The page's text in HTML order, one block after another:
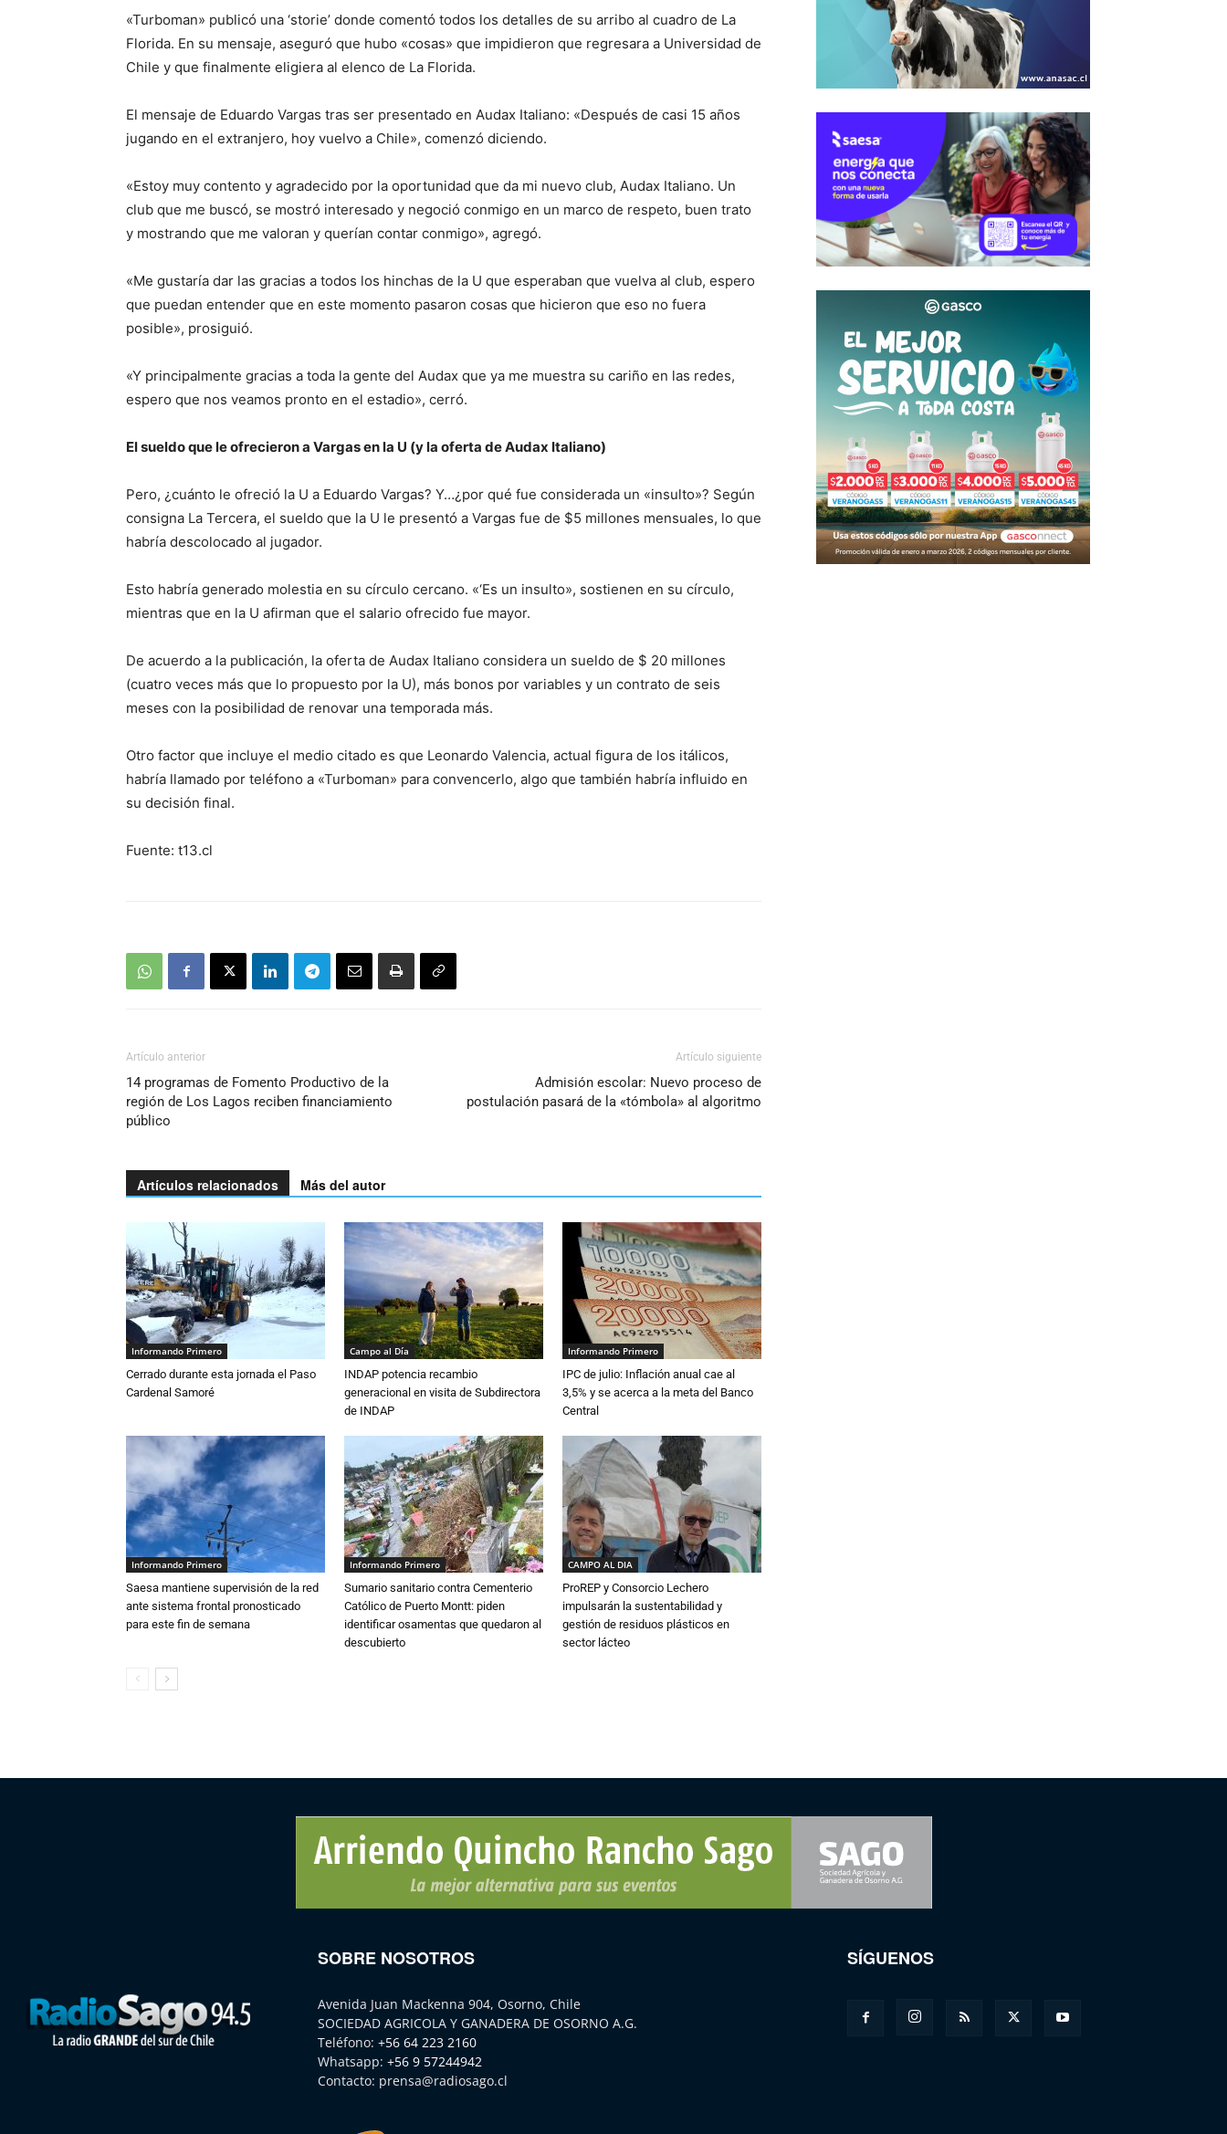
«Turboman» publicó una ‘storie’ donde comentó todos los detalles de su arribo al cuadro de La
Florida. En su mensaje, aseguró que hubo «cosas» que impidieron que regresara a Universidad de
Chile y que finalmente eligiera al elenco de La Florida.
El mensaje de Eduardo Vargas tras ser presentado en Audax Italiano: «Después de casi 15 años
jugando en el extranjero, hoy vuelvo a Chile», comenzó diciendo.
«Estoy muy contento y agradecido por la oportunidad que da mi nuevo club, Audax Italiano. Un
club que me buscó, se mostró interesado y negoció conmigo en un marco de respeto, buen trato
y mostrando que me valoran y querían contar conmigo», agregó.
«Me gustaría dar las gracias a todos los hinchas de la U que esperaban que vuelva al club, espero
que puedan entender que en este momento pasaron cosas que hicieron que eso no fuera
posible», prosiguió.
«Y principalmente gracias a toda la gente del Audax que ya me muestra su cariño en las redes,
espero que nos veamos pronto en el estadio», cerró.
El sueldo que le ofrecieron a Vargas en la U (y la oferta de Audax Italiano)
Pero, ¿cuánto le ofreció la U a Eduardo Vargas? Y…¿por qué fue considerada un «insulto»? Según
consigna La Tercera, el sueldo que la U le presentó a Vargas fue de $5 millones mensuales, lo que
habría descolocado al jugador.
Esto habría generado molestia en su círculo cercano. «‘Es un insulto», sostienen en su círculo,
mientras que en la U afirman que el salario ofrecido fue mayor.
De acuerdo a la publicación, la oferta de Audax Italiano considera un sueldo de $ 20 millones
(cuatro veces más que lo propuesto por la U), más bonos por variables y un contrato de seis
meses con la posibilidad de renovar una temporada más.
Otro factor que incluye el medio citado es que Leonardo Valencia, actual figura de los itálicos,
habría llamado por teléfono a «Turboman» para convencerlo, algo que también habría influido en
su decisión final.
Fuente: t13.cl
Artículo anterior
14 programas de Fomento Productivo de la
región de Los Lagos reciben financiamiento
público
Artículo siguiente
Admisión escolar: Nuevo proceso de
postulación pasará de la «tómbola» al algoritmo
Artículos relacionados Más del autor
Informando Primero
Cerrado durante esta jornada el Paso
Cardenal Samoré
Campo al Día
INDAP potencia recambio
generacional en visita de Subdirectora
de INDAP
Informando Primero
IPC de julio: Inflación anual cae al
3,5% y se acerca a la meta del Banco
Central
Informando Primero
Saesa mantiene supervisión de la red
ante sistema frontal pronosticado
para este fin de semana
Informando Primero
Sumario sanitario contra Cementerio
Católico de Puerto Montt: piden
identificar osamentas que quedaron al
descubierto
CAMPO AL DIA
ProREP y Consorcio Lechero
impulsarán la sustentabilidad y
gestión de residuos plásticos en
sector lácteo
SOBRE NOSOTROS
Avenida Juan Mackenna 904, Osorno, Chile
SOCIEDAD AGRICOLA Y GANADERA DE OSORNO A.G.
Teléfono: +56 64 223 2160
Whatsapp: +56 9 57244942
Contacto: prensa@radiosago.cl
SÍGUENOS